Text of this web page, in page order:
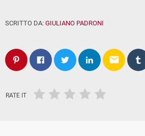
SCRITTO DA: GIULIANO PADRONI
email
RATE IT